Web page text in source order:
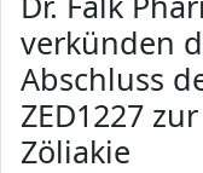
verkünden
Abschluss
ZED1227
Zöliakie